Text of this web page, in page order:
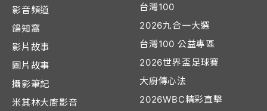
影音頻道
鴿知窩
影片故事
圖片故事
攝影筆記
米其林大廚影音
台灣100
2026九合一大選
台灣100 公益專區
2026世界盃足球賽
大廚傳心法
2026WBC精彩直擊